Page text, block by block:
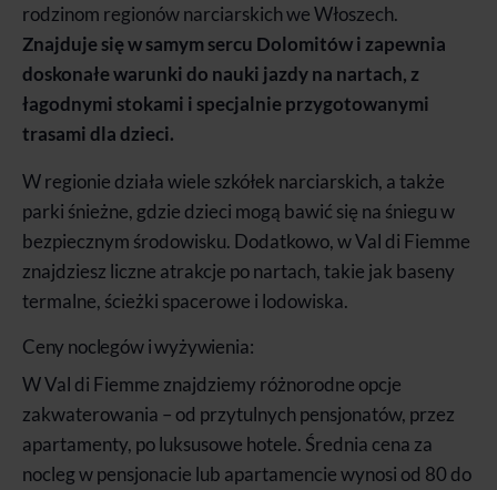
rodzinom regionów narciarskich we Włoszech.
Znajduje się w samym sercu Dolomitów i zapewnia
doskonałe warunki do nauki jazdy na nartach, z
łagodnymi stokami i specjalnie przygotowanymi
trasami dla dzieci.
W regionie działa wiele szkółek narciarskich, a także
parki śnieżne, gdzie dzieci mogą bawić się na śniegu w
bezpiecznym środowisku. Dodatkowo, w Val di Fiemme
znajdziesz liczne atrakcje po nartach, takie jak baseny
termalne, ścieżki spacerowe i lodowiska.
Ceny noclegów i wyżywienia:
W Val di Fiemme znajdziemy różnorodne opcje
zakwaterowania – od przytulnych pensjonatów, przez
apartamenty, po luksusowe hotele. Średnia cena za
nocleg w pensjonacie lub apartamencie wynosi od 80 do